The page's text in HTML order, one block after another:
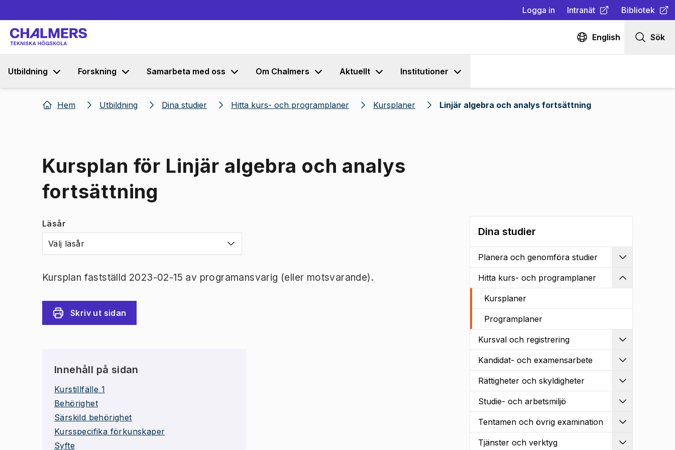
Logga in Intranät
(Öppnas i ny flik)
Bibliotek
(Öppnas i ny
English Sök
Utbildning Forskning Samarbeta med oss Om Chalmers Aktuellt Institutioner
Hem Utbildning Dina studier Hitta kurs- och programplaner Kursplaner Linjär algebra och analys fortsättning
Kursplan för Linjär algebra och analys
fortsättning
Läsår
Välj läsår
Kursplan fastställd 2023-02-15 av programansvarig (eller motsvarande).
Skriv ut sidan
Innehåll på sidan
Kurstillfälle 1
Behörighet
Särskild behörighet
Kursspecifika förkunskaper
Syfte
Dina studier
Planera och genomföra studier
Hitta kurs- och programplaner
Kursplaner
Programplaner
Kursval och registrering
Kandidat- och examensarbete
Rättigheter och skyldigheter
Studie- och arbetsmiljö
Tentamen och övrig examination
Tjänster och verktyg